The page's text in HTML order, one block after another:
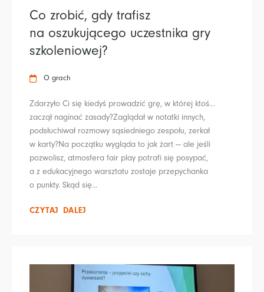
Co zrobić, gdy trafisz
na oszukującego uczestnika gry
szkoleniowej?
O grach
Zdarzyło Ci się kiedyś prowadzić grę, w której ktoś…
zaczął naginać zasady?Zaglądał w notatki innych,
podsłuchiwał rozmowy sąsiedniego zespołu, zerkał
w karty?Na początku wygląda to jak żart — ale jeśli
pozwolisz, atmosfera fair play potrafi się posypać,
a z edukacyjnego warsztatu zostaje przepychanka
o punkty. Skąd się...
CZYTAJ DALEJ